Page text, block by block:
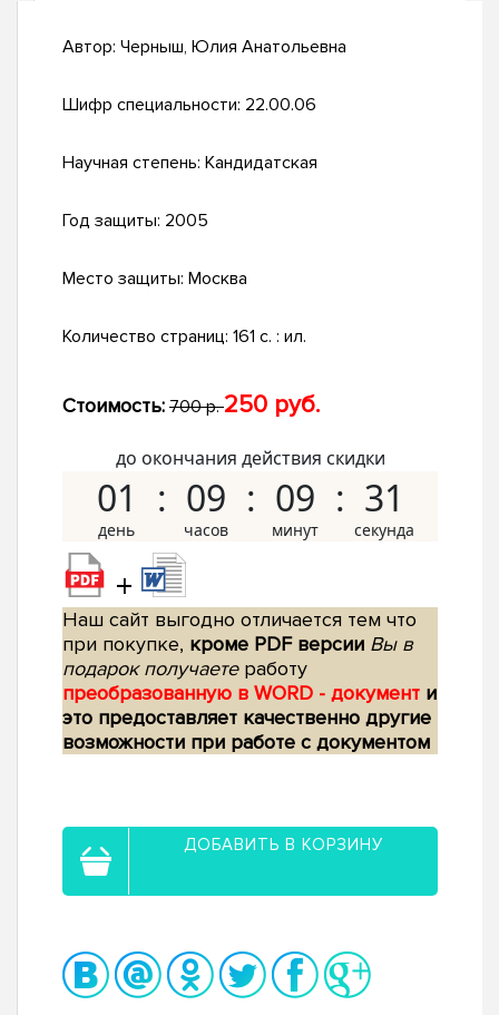
Автор: Черныш, Юлия Анатольевна
Шифр специальности: 22.00.06
Научная степень: Кандидатская
Год защиты: 2005
Место защиты: Москва
Количество страниц: 161 с. : ил.
Стоимость: 700 р.250 руб.
до окончания действия скидки
01 09 09 30
+
Наш сайт выгодно отличается тем что
при покупке, кроме PDF версии Вы в
подарок получаетеработу
преобразованную в WORD - документ и
это предоставляет качественно другие
возможности при работе с документом
ДОБАВИТЬ В КОРЗИНУ